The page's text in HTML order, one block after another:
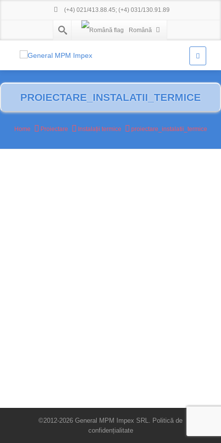
(+4) 021/413.88.45; (+4) 031/130.91.89
Română
PROIECTARE_INSTALATII_TERMICE
Home Proiectare Instalații termice proiectare_instalatii_termice
©2012-2026 General MPM Impex SRL. Politică de
confidențialitate